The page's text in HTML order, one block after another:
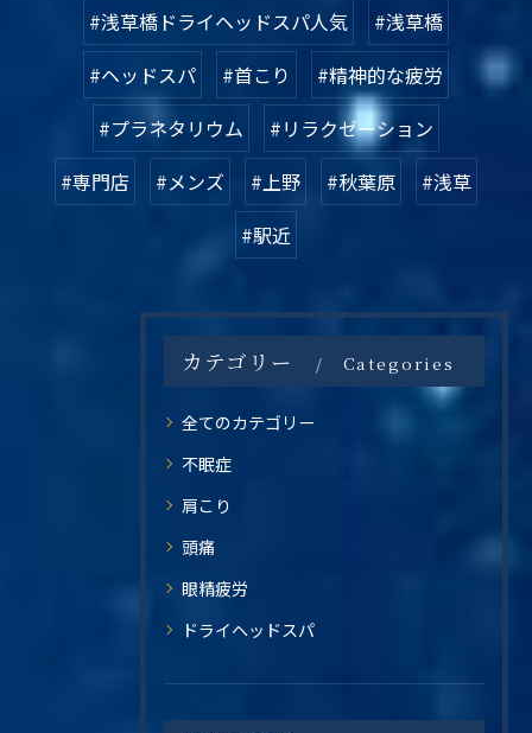
#浅草橋ドライヘッドスパ人気
#浅草橋
#ヘッドスパ
#首こり
#精神的な疲労
#プラネタリウム
#リラクゼーション
#専門店
#メンズ #上野 #秋葉原
#浅草
#駅近
カテゴリー Categories
全てのカテゴリー
不眠症
肩こり
頭痛
眼精疲労
ドライヘッドスパ